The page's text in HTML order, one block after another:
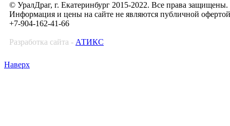
© УралДраг, г. Екатеринбург 2015-2022. Все права защищены.
Информация и цены на сайте не являются публичной офертой
+7-904-162-41-66
Разработка сайта - АТИКС
Наверх